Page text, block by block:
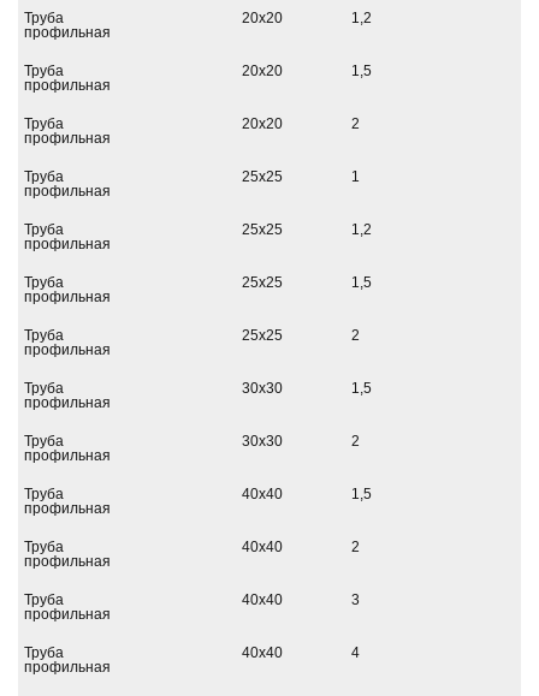
Труба
профильная
20х20 1,2
Труба
профильная
20х20 1,5
Труба
профильная
20х20 2
Труба
профильная
25х25 1
Труба
профильная
25х25 1,2
Труба
профильная
25х25 1,5
Труба
профильная
25х25 2
Труба
профильная
30х30 1,5
Труба
профильная
30х30 2
Труба
профильная
40х40 1,5
Труба
профильная
40х40 2
Труба
профильная
40х40 3
Труба
профильная
40х40 4